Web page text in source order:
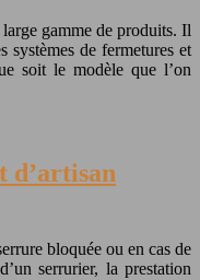
gamme de produits. Il
systèmes de fermetures et
soit le modèle que l’on
d’artisan
bloquée ou en cas de
serrurier, la prestation